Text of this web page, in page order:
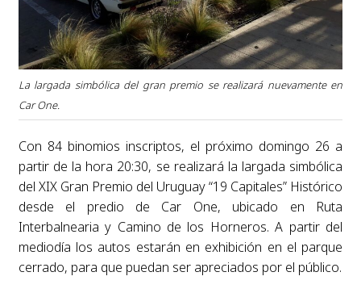
La largada simbólica del gran premio se realizará nuevamente en
Car One.
Con 84 binomios inscriptos, el próximo domingo 26 a
partir de la hora 20:30, se realizará la largada simbólica
del XIX Gran Premio del Uruguay “19 Capitales” Histórico
desde el predio de Car One, ubicado en Ruta
Interbalnearia y Camino de los Horneros. A partir del
mediodía los autos estarán en exhibición en el parque
cerrado, para que puedan ser apreciados por el público.